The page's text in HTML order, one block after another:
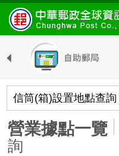
跳到主要內容區塊
營業據點一覽
詢